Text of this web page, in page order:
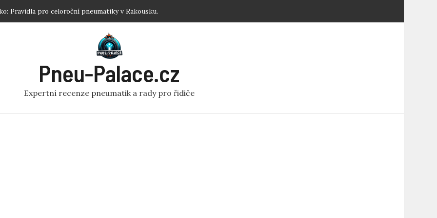
návod pro každého!
koloběžka: Efektivní Dofouknutí Pneumatiky na
Optimalizujte Výkon!Pneu-Palace.cz
Expertní recenze pneumatik a rady pro řidiče